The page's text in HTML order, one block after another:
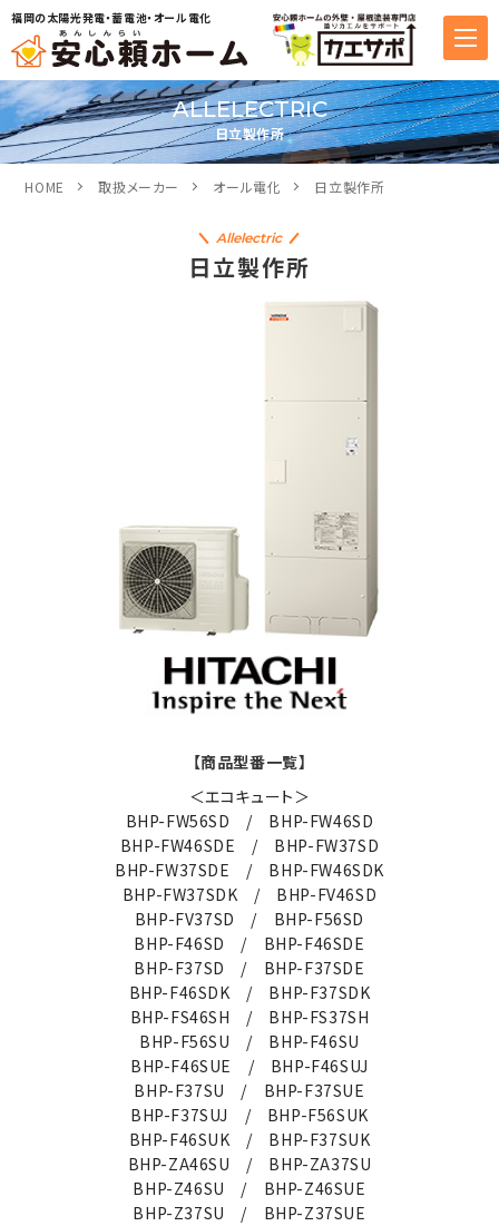
福岡の太陽光発電・蓄電池・オール電化
ALLELECTRIC
日立製作所
HOME 取扱メーカー オール電化 日立製作所
Allelectric
日立製作所
【商品型番一覧】
＜エコキュート＞
BHP-FW56SD / BHP-FW46SD
BHP-FW46SDE / BHP-FW37SD
BHP-FW37SDE / BHP-FW46SDK
BHP-FW37SDK / BHP-FV46SD
BHP-FV37SD / BHP-F56SD
BHP-F46SD / BHP-F46SDE
BHP-F37SD / BHP-F37SDE
BHP-F46SDK / BHP-F37SDK
BHP-FS46SH / BHP-FS37SH
BHP-F56SU / BHP-F46SU
BHP-F46SUE / BHP-F46SUJ
BHP-F37SU / BHP-F37SUE
BHP-F37SUJ / BHP-F56SUK
BHP-F46SUK / BHP-F37SUK
BHP-ZA46SU / BHP-ZA37SU
BHP-Z46SU / BHP-Z46SUE
BHP-Z37SU / BHP-Z37SUE